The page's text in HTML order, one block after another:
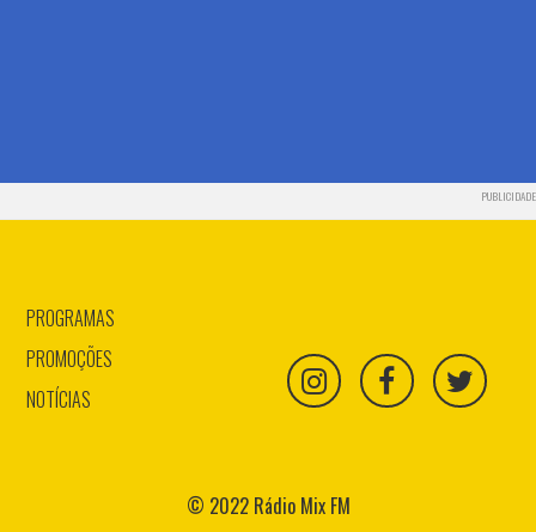
PUBLICIDADE
PROGRAMAS
PROMOÇÕES
NOTÍCIAS
© 2022 Rádio Mix FM